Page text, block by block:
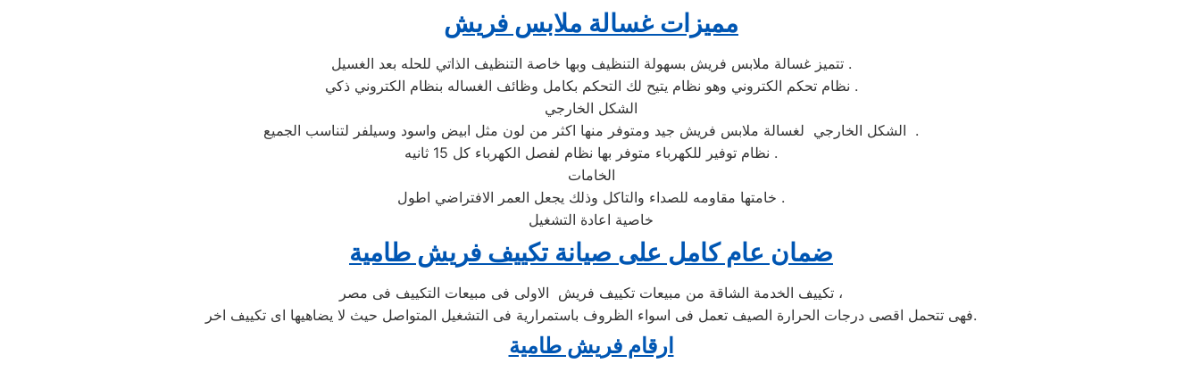
مميزات غسالة ملابس فريش
تتميز غسالة ملابس فريش بسهولة التنظيف وبها خاصة التنظيف الذاتي للحله بعد الغسيل .
نظام تحكم الكتروني وهو نظام يتيح لك التحكم بكامل وظائف الغساله بنظام الكتروني ذكي .
الشكل الخارجي
الشكل الخارجي لغسالة ملابس فريش جيد ومتوفر منها اكثر من لون مثل ابيض واسود وسيلفر لتناسب الجميع .
نظام توفير للكهرباء متوفر بها نظام لفصل الكهرباء كل 15 ثانيه .
الخامات
خامتها مقاومه للصداء والتاكل وذلك يجعل العمر الافتراضي اطول .
خاصية اعادة التشغيل
ضمان عام كامل على صيانة تكييف فريش طامية
تكييف الخدمة الشاقة من مبيعات تكييف فريش الاولى فى مبيعات التكييف فى مصر ،
فهى تتحمل اقصى درجات الحرارة الصيف تعمل فى اسواء الظروف باستمرارية فى التشغيل المتواصل حيث لا يضاهيها اى تكييف اخر.
ارقام فريش طامية